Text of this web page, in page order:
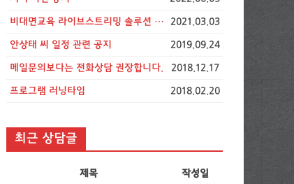
비대면교육 라이브스트리밍 솔루션 비용 공지 2021.03.03
안상태 씨 일정 관련 공지 2019.09.24
메일문의보다는 전화상담 권장합니다. 2018.12.17
프로그램 러닝타임 2018.02.20
최근 상담글
제목 작성일